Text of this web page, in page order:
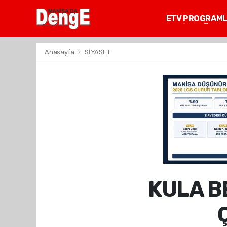
ETV
Anasayfa SİYASET
KULA